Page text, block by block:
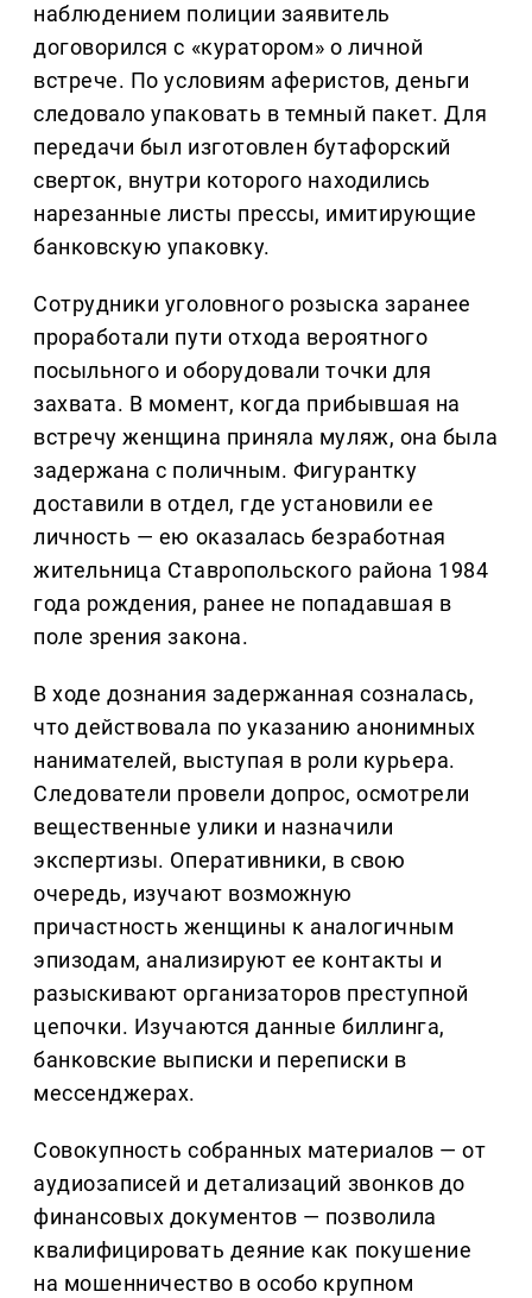
наблюдением полиции заявитель
договорился с «куратором» о личной
встрече. По условиям аферистов, деньги
следовало упаковать в темный пакет. Для
передачи был изготовлен бутафорский
сверток, внутри которого находились
нарезанные листы прессы, имитирующие
банковскую упаковку.
Сотрудники уголовного розыска заранее
проработали пути отхода вероятного
посыльного и оборудовали точки для
захвата. В момент, когда прибывшая на
встречу женщина приняла муляж, она была
задержана с поличным. Фигурантку
доставили в отдел, где установили ее
личность — ею оказалась безработная
жительница Ставропольского района 1984
года рождения, ранее не попадавшая в
поле зрения закона.
В ходе дознания задержанная созналась,
что действовала по указанию анонимных
нанимателей, выступая в роли курьера.
Следователи провели допрос, осмотрели
вещественные улики и назначили
экспертизы. Оперативники, в свою
очередь, изучают возможную
причастность женщины к аналогичным
эпизодам, анализируют ее контакты и
разыскивают организаторов преступной
цепочки. Изучаются данные биллинга,
банковские выписки и переписки в
мессенджерах.
Совокупность собранных материалов — от
аудиозаписей и детализаций звонков до
финансовых документов — позволила
квалифицировать деяние как покушение
на мошенничество в особо крупном